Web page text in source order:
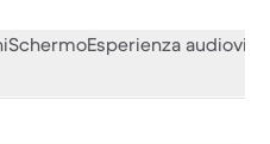
SchermoEsperienza audiovisiva